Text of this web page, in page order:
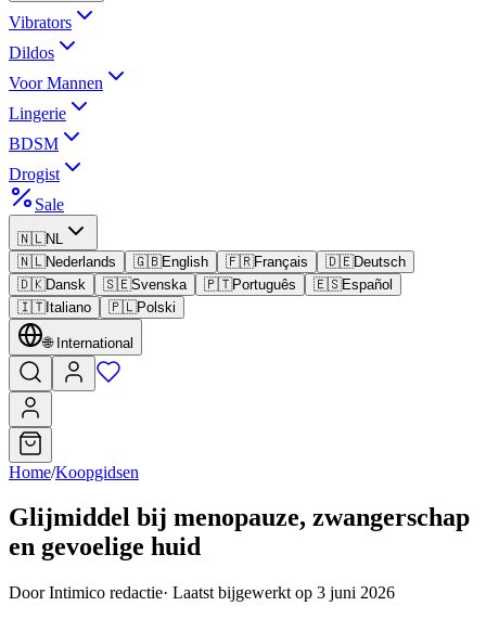
Vibrators
Dildos
Voor Mannen
Lingerie
BDSM
Drogist
Sale
🇳🇱NL
🇳🇱Nederlands 🇬🇧English 🇫🇷Français 🇩🇪Deutsch
🇩🇰Dansk 🇸🇪Svenska 🇵🇹Português 🇪🇸Español
🇮🇹Italiano 🇵🇱Polski
🌐 International
Home/Koopgidsen
Glijmiddel bij menopauze, zwangerschap
en gevoelige huid
Door Intimico redactie· Laatst bijgewerkt op 3 juni 2026